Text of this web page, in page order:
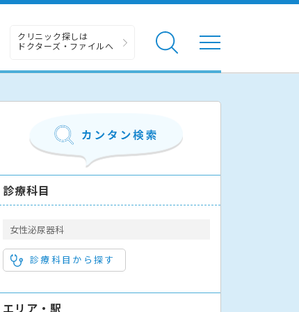
クリニック探しは
ドクターズ・ファイルへ
診療科目
女性泌尿器科
診療科目から探す
エリア・駅